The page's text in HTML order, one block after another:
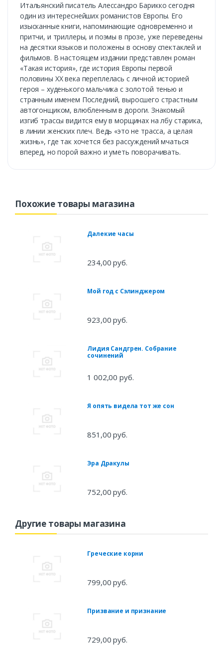
Итальянский писатель Алессандро Барикко сегодня
один из интереснейших романистов Европы. Его
изысканные книги, напоминающие одновременно и
притчи, и триллеры, и поэмы в прозе, уже переведены
на десятки языков и положены в основу спектаклей и
фильмов. В настоящем издании представлен роман
«Такая история», где история Европы первой
половины ХХ века переплелась с личной историей
героя – худенького мальчика с золотой тенью и
странным именем Последний, выросшего страстным
автогонщиком, влюбленным в дороги. Знакомый
изгиб трассы видится ему в морщинах на лбу старика,
в линии женских плеч. Ведь «это не трасса, а целая
жизнь», где так хочется без рассуждений мчаться
вперед, но порой важно и уметь поворачивать.
Похожие товары магазина
Далекие часы
234,00 руб.
Мой год с Сэлинджером
923,00 руб.
Лидия Сандгрен. Собрание
сочинений
1 002,00 руб.
Я опять видела тот же сон
851,00 руб.
Эра Дракулы
752,00 руб.
Другие товары магазина
Греческие корни
799,00 руб.
Призвание и признание
729,00 руб.